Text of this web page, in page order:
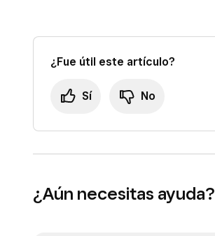
¿Fue útil este artículo?
Sí No
¿Aún necesitas ayuda?